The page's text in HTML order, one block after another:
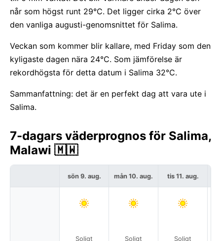
når som högst runt 29°C. Det ligger cirka 2°C över
den vanliga augusti-genomsnittet för Salima.
Veckan som kommer blir kallare, med Friday som den
kyligaste dagen nära 24°C. Som jämförelse är
rekordhögsta för detta datum i Salima 32°C.
Sammanfattning: det är en perfekt dag att vara ute i
Salima.
7-dagars väderprognos för Salima,
Malawi 🇲🇼
sön 9. aug.
Soligt
mån 10. aug.
Soligt
tis 11. aug.
Soligt